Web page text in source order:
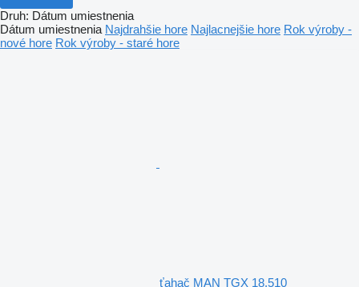
Druh: Dátum umiestnenia
Dátum umiestnenia Najdrahšie hore Najlacnejšie hore Rok výroby -
nové hore Rok výroby - staré hore
ťahač MAN TGX 18.510